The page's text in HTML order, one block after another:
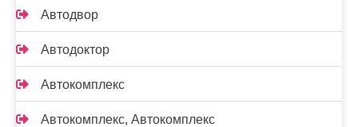
Автодвор
Автодоктор
Автокомплекс
Автокомплекс, Автокомплекс